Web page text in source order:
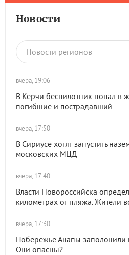
Новости
Новости регионов
вчера, 19:06
В Керчи беспилотник попал в
погибшие и пострадавший
вчера, 17:50
В Сириусе хотят запустить
московских МЦД
вчера, 17:40
Власти Новороссийска
километрах от пляжа. Жители
вчера, 17:30
Побережье Анапы заполонили
Они опасны?